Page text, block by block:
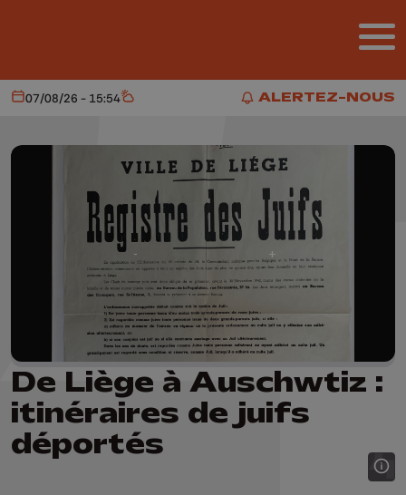
ALERTEZ-NOUS
ALERTEZ-NOUS
Aujourd'hui
07/08/26 - 15:54 Météo
De Liège à Auschwtiz :
itinéraires de juifs
déportés